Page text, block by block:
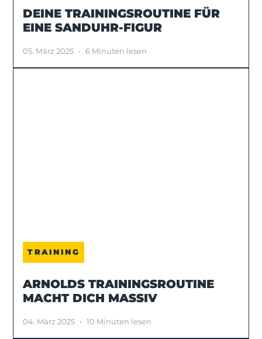
DEINE TRAININGSROUTINE FÜR
EINE SANDUHR-FIGUR
05. März 2025 • 6 Minuten lesen
TRAINING
ARNOLDS TRAININGSROUTINE
MACHT DICH MASSIV
04. März 2025 • 10 Minuten lesen